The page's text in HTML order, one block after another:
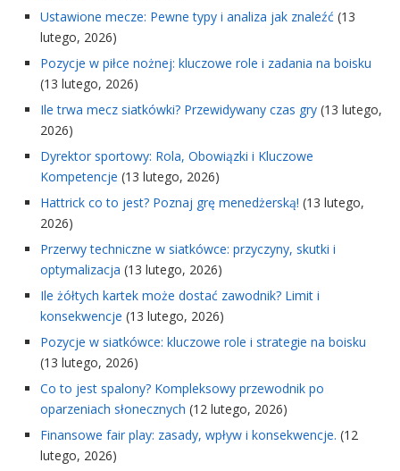
Ustawione mecze: Pewne typy i analiza jak znaleźć (13
lutego, 2026)
Pozycje w piłce nożnej: kluczowe role i zadania na boisku
(13 lutego, 2026)
Ile trwa mecz siatkówki? Przewidywany czas gry (13 lutego,
2026)
Dyrektor sportowy: Rola, Obowiązki i Kluczowe
Kompetencje (13 lutego, 2026)
Hattrick co to jest? Poznaj grę menedżerską! (13 lutego,
2026)
Przerwy techniczne w siatkówce: przyczyny, skutki i
optymalizacja (13 lutego, 2026)
Ile żółtych kartek może dostać zawodnik? Limit i
konsekwencje (13 lutego, 2026)
Pozycje w siatkówce: kluczowe role i strategie na boisku
(13 lutego, 2026)
Co to jest spalony? Kompleksowy przewodnik po
oparzeniach słonecznych (12 lutego, 2026)
Finansowe fair play: zasady, wpływ i konsekwencje. (12
lutego, 2026)